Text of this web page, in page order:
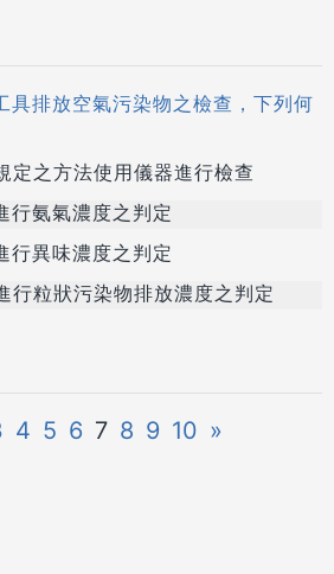
具排放空氣污染物之檢查，下列何
定之方法使用儀器進行檢查
行氨氣濃度之判定
行異味濃度之判定
行粒狀污染物排放濃度之判定
4 5 6 7 8 9 10 »